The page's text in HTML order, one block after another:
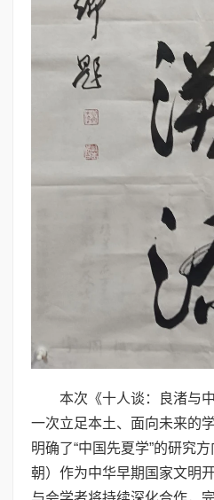
本次《十人谈：良渚与
一次立足本土、面向未来的
明确了“中国先夏学”的研究
朝）作为中华早期国家文明